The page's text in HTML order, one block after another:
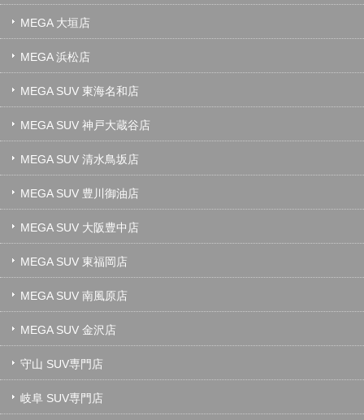
MEGA 大垣店
MEGA 浜松店
MEGA SUV 東海名和店
MEGA SUV 神戸大蔵谷店
MEGA SUV 清水鳥坂店
MEGA SUV 豊川御油店
MEGA SUV 大阪豊中店
MEGA SUV 東福岡店
MEGA SUV 南風原店
MEGA SUV 金沢店
守山 SUV専門店
岐阜 SUV専門店